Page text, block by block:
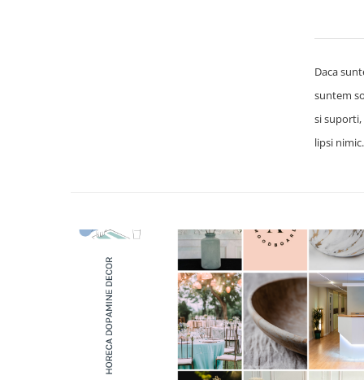
Daca
suntem
si suporti,
lipsi